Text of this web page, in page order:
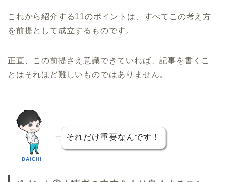
これから紹介する11のポイントは、すべてこの考え方
を前提として成立するものです。
正直、この前提さえ意識できていれば、記事を書くこ
とはそれほど難しいものではありません。
DAICHI
それだけ重要なんです！